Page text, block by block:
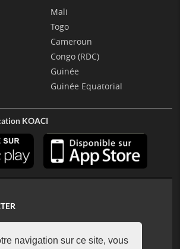
navigation sur ce site, vous
Mali
Togo
Cameroun
Congo (RDC)
Guinée
Guinée Equatorial
KOACI